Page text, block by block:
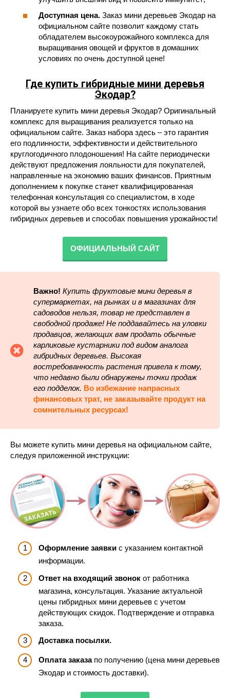
Доступная цена. Заказ мини деревьев Экодар на
официальном сайте позволит каждому стать
обладателем высокоурожайного комплекса для
выращивания овощей и фруктов в домашних
условиях по очень доступной цене!
Где купить гибридные мини деревья
Экодар?
Планируете купить мини деревья Экодар? Оригинальный
комплекс для выращивания реализуется только на
официальном сайте. Заказ набора здесь – это гарантия
его подлинности, эффективности и действительного
круглогодичного плодоношения! На сайте периодически
действуют предложения лояльности для покупателей,
направленные на экономию ваших финансов. Приятным
дополнением к покупке станет квалифицированная
телефонная консультация со специалистом, в ходе
которой вы узнаете обо всех тонкостях использования
гибридных деревьев и способах повышения урожайности!
ОФИЦИАЛЬНЫЙ САЙТ
Важно! Купить фруктовые мини деревья в
супермаркетах, на рынках и в магазинах для
садоводов нельзя, товар не представлен в
свободной продаже! Не поддавайтесь на уловки
продавцов, желающих вам продать обычные
карликовые кустарники под видом аналога
гибридных деревьев. Высокая
востребованность растения привела к тому,
что недавно были обнаружены точки продаж
его подделок. Во избежание напрасных
финансовых трат, не заказывайте продукт на
сомнительных ресурсах!
Вы можете купить мини деревья на официальном сайте,
следуя приложенной инструкции:
Оформление заявки с указанием контактной
информации.
Ответ на входящий звонок от работника
магазина, консультация. Указание актуальной
цены гибридных мини деревьев с учетом
действующих скидок. Подтверждение и отправка
заказа.
Доставка посылки.
Оплата заказапо получению (цена мини деревьев
Экодар и стоимость доставки).